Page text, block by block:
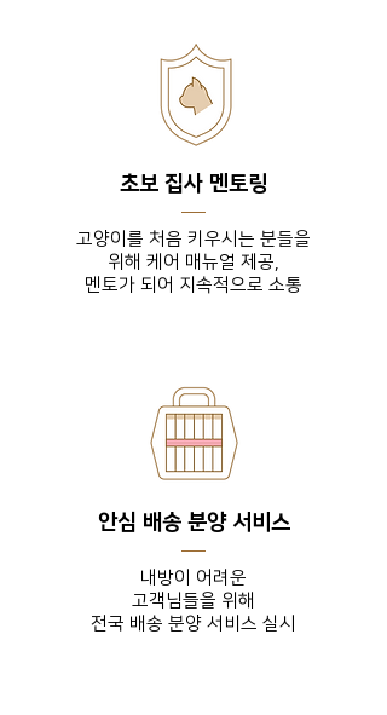
초보 집사 멘토링
고양이를 처음 키우시는 분들을
위해 케어 매뉴얼 제공,
​멘토가 되어 지속적으로 소통
안심 배송 분양 서비스
내방이 어려운
고객님들을 위해
전국 배송 분양 서비스 실시